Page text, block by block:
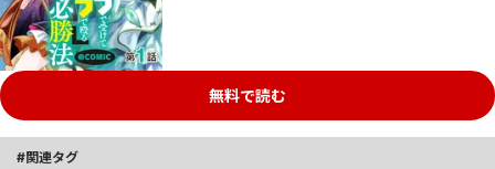
無料で読む
関連タグ